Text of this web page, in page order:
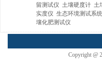
留测试仪 土壤硬度计 土
实度仪 生态环境测试系统
壤化肥测试仪
Copyright @